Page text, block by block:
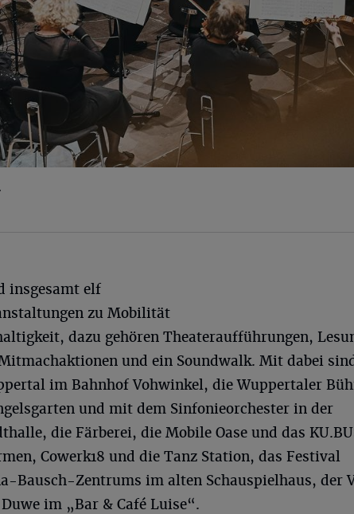
insgesamt elf
zu Mobilität
dazu gehören Theateraufführungen,
und ein Soundwalk. Mit dabei
im Bahnhof Vohwinkel, die Wuppertaler
und mit dem Sinfonieorchester in der
die Färberei, die Mobile Oase und das
Cowerk18 und die Tanz Station, das Festival
Bausch-Zentrums im alten Schauspielhaus, der
im „Bar & Café Luise“.